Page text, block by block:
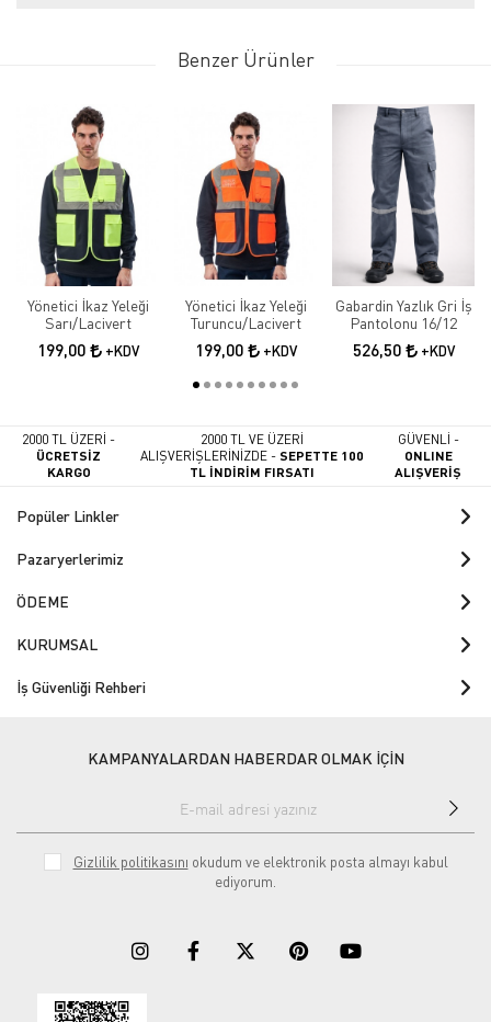
Benzer Ürünler
Yönetici İkaz Yeleği
Sarı/Lacivert
199,00 +KDV
Yönetici İkaz Yeleği
Turuncu/Lacivert
199,00 +KDV
Gabardin Yazlık Gri İş
Pantolonu 16/12
526,50 +KDV
2000 TL ÜZERİ -
ÜCRETSİZ
KARGO
2000 TL VE ÜZERİ
ALIŞVERİŞLERİNİZDE -SEPETTE 100
TL İNDİRİM FIRSATI
GÜVENLİ -
ONLINE
ALIŞVERİŞ
Popüler Linkler
Pazaryerlerimiz
ÖDEME
KURUMSAL
İş Güvenliği Rehberi
KAMPANYALARDAN HABERDAR OLMAK İÇİN
Gizlilik politikasını okudum ve elektronik posta almayı kabul
ediyorum.